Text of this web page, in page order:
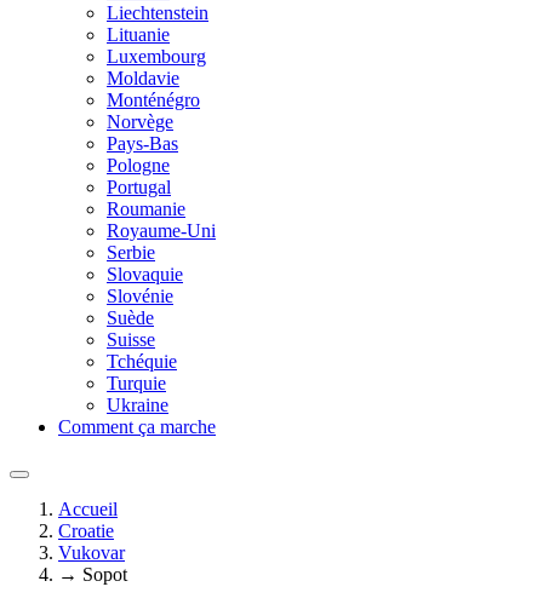
Liechtenstein
Lituanie
Luxembourg
Moldavie
Monténégro
Norvège
Pays-Bas
Pologne
Portugal
Roumanie
Royaume-Uni
Serbie
Slovaquie
Slovénie
Suède
Suisse
Tchéquie
Turquie
Ukraine
Comment ça marche
Accueil
Croatie
Vukovar
→ Sopot